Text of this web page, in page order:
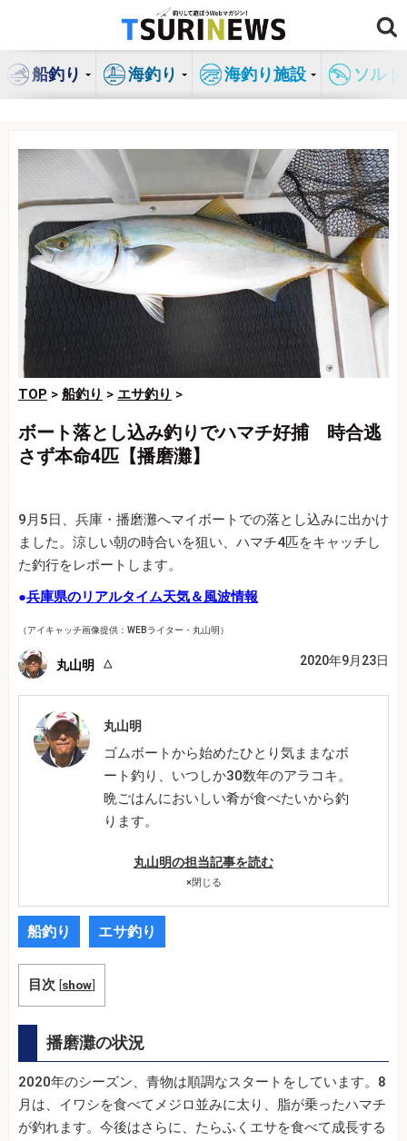
ン
船釣り 海釣り 海釣り施設 ソル
TOP > 船釣り > エサ釣り >
ボート落とし込み釣りでハマチ好捕 時合逃
さず本命4匹【播磨灘】
9月5日、兵庫・播磨灘へマイボートでの落とし込みに出かけ
ました。涼しい朝の時合いを狙い、ハマチ4匹をキャッチし
た釣行をレポートします。
●兵庫県のリアルタイム天気＆風波情報
（アイキャッチ画像提供：WEBライター・丸山明）
丸山明 2020年9月23日
丸山明
ゴムボートから始めたひとり気ままなボ
ート釣り、いつしか30数年のアラコキ。
晩ごはんにおいしい肴が食べたいから釣
ります。
丸山明の担当記事を読む
×閉じる
船釣り エサ釣り
目次 [show]
播磨灘の状況
2020年のシーズン、青物は順調なスタートをしています。8
月は、イワシを食べてメジロ並みに太り、脂が乗ったハマチ
が釣れます。今後はさらに、たらふくエサを食べて成長する